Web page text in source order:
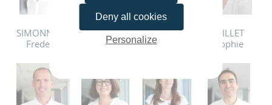
SIMONNEAU
Frederic
SAUNIER
Hélène
PILLET
Francois
MILLET
Sophie
Deny all cookies
Personalize